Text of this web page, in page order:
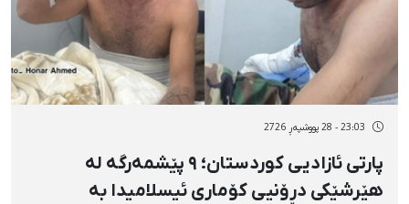
23:03 - 28 پووشپەڕ 2726
پارتی ئازادیی کوردستان؛ ۹ پێشمەرگە لە
هێرشێکی دڕۆنیی کۆماری ئیسلامیدا بە